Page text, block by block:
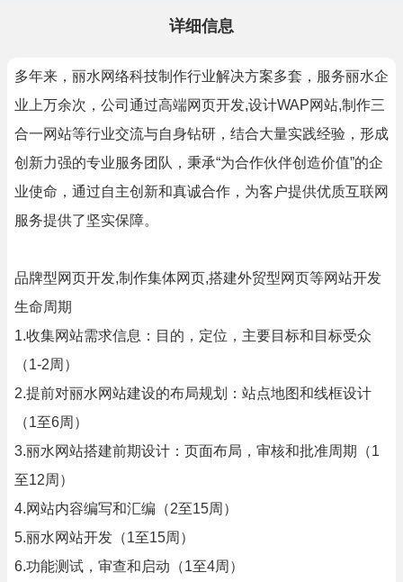
详细信息
多年来，丽水网络科技制作行业解决方案多套，服务丽水企
业上万余次，公司通过高端网页开发,设计WAP网站,制作三
合一网站等行业交流与自身钻研，结合大量实践经验，形成
创新力强的专业服务团队，秉承“为合作伙伴创造价值”的企
业使命，通过自主创新和真诚合作，为客户提供优质互联网
服务提供了坚实保障。
品牌型网页开发,制作集体网页,搭建外贸型网页等网站开发
生命周期
1.收集网站需求信息：目的，定位，主要目标和目标受众
（1-2周）
2.提前对丽水网站建设的布局规划：站点地图和线框设计
（1至6周）
3.丽水网站搭建前期设计：页面布局，审核和批准周期（1
至12周）
4.网站内容编写和汇编（2至15周）
5.丽水网站开发（1至15周）
6.功能测试，审查和启动（1至4周）